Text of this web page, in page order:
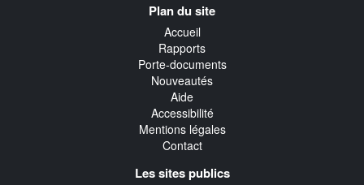
Plan du site
Accueil
Rapports
Porte-documents
Nouveautés
Aide
Accessibilité
Mentions légales
Contact
Les sites publics